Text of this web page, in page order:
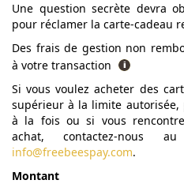
Une question secrète devra
pour réclamer la carte-cadeau
Des frais de gestion non
à votre transaction
Si vous voulez acheter des
supérieur à la limite
à la fois ou si vous
achat, contactez-nous
info@freebeespay.com.
Montant